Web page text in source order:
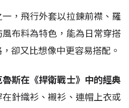
一，飛行外套以拉鍊前襟、羅
布料為特色，能為日常穿搭
卻又比想像中更容易搭配。
魯斯在《捍衛戰士》中的經典
在針織衫、襯衫、連帽上衣或